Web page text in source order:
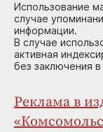
Использование
случае
информации.
В случае
активная
без заключения
Реклама в